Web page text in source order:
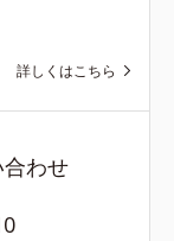
詳しくはこちら
わせ